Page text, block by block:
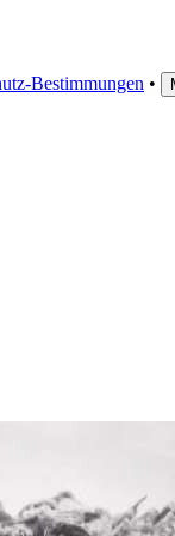
Bestimmungen •